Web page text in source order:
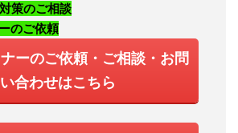
策のご相談
のご依頼
ーのご依頼・ご相談・お問
い合わせはこちら